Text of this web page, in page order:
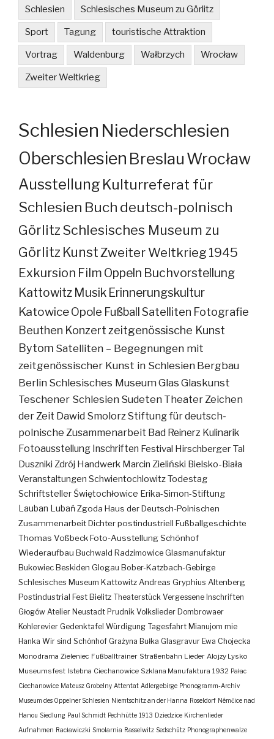
Schlesien Schlesisches Museum zu Görlitz
Sport Tagung touristische Attraktion
Vortrag Waldenburg Wałbrzych Wrocław
Zweiter Weltkrieg
Schlesien Niederschlesien
Oberschlesien Breslau Wrocław
Ausstellung Kulturreferat für
Schlesien Buch deutsch-polnisch
GörlitzSchlesisches Museum zu
Görlitz KunstZweiter Weltkrieg 1945
Exkursion Film Oppeln Buchvorstellung
Kattowitz Musik Erinnerungskultur
KatowiceOpole FußballSatelliten Fotografie
Beuthen Konzertzeitgenössische Kunst
Bytom Satelliten – Begegnungen mit
zeitgenössischer Kunst in Schlesien Bergbau
Berlin Schlesisches MuseumGlas Glaskunst
Teschener Schlesien Sudeten TheaterZeichen
der Zeit Dawid SmolorzStiftung für deutsch-
polnische Zusammenarbeit Bad Reinerz Kulinarik
Fotoausstellung Inschriften Festival Hirschberger Tal
Duszniki Zdrój Handwerk Marcin Zieliński Bielsko-Biała
Veranstaltungen SchwientochlowitzTodestag
SchriftstellerŚwiętochłowice Erika-Simon-Stiftung
Lauban LubańZgoda Haus der Deutsch-Polnischen
ZusammenarbeitDichterpostindustriell Fußballgeschichte
Thomas VoßbeckFoto-AusstellungSchönhof
Wiederaufbau Buchwald Radzimowice Glasmanufaktur
Bukowiec Beskiden Glogau Bober-Katzbach-Gebirge
Schlesisches Museum Kattowitz Andreas Gryphius Altenberg
Postindustrial Fest Bielitz Theaterstück Vergessene Inschriften
Głogów Atelier Neustadt Prudnik Volkslieder Dombrowaer
Kohlerevier Gedenktafel Würdigung Tagesfahrt Mianujom mie
Hanka Wir sind Schönhof Grażyna Bułka Glasgravur Ewa Chojecka
Monodrama Zieleniec Fußballtrainer Straßenbahn Lieder Alojzy Lysko
Museumsfest Istebna Ciechanowice Szklana Manufaktura 1932 Pałac
Ciechanowice Mateusz Grobelny Attentat Adlergebirge Phonogramm-Archiv
Museum des Oppelner Schlesien Niemtschitz an der Hanna Roseldorf Némčice nad
Hanou Siedlung Paul Schmidt Pechhütte 1913 Dziedzice Kirchenlieder
Aufnahmen Racławiczki Smolarnia Rasselwitz Sedschütz Phonographenwalze